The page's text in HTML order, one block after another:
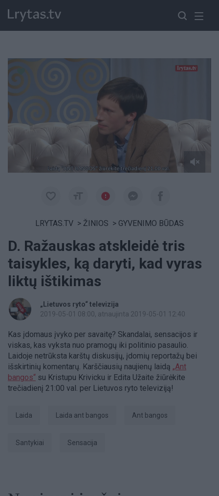
LRYTAS.TV > ŽINIOS > GYVENIMO BŪDAS
D. Ražauskas atskleidė tris
taisykles, ką daryti, kad vyras
liktų ištikimas
„Lietuvos ryto“ televizija
2019-05-01 08:00, atnaujinta 2019-05-01 12:40
Kas įdomaus įvyko per savaitę? Skandalai, sensacijos ir
viskas, kas vyksta nuo pramogų iki politinio pasaulio.
Laidoje netrūksta karštų diskusijų, įdomių reportažų bei
išskirtinių komentarų. Karščiausių naujienų laidą „Ant
bangos“ su Kristupu Krivicku ir Edita Užaite žiūrėkite
trečiadienį 21:00 val. per Lietuvos ryto televiziją!
laida Laida ant bangos ant bangos
Santykiai sensacija